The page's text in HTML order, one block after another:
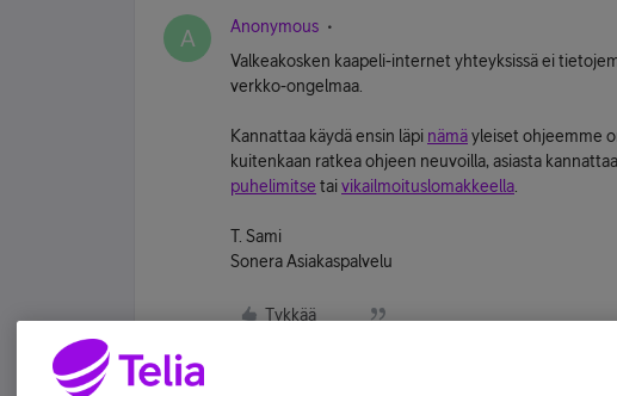
A Anonymous
Valkeakosken kaapeli-internet yhteyksissä ei
verkko-ongelmaa.
Kannattaa käydä ensin läpi nämäyleiset ohjeemme
kuitenkaan ratkea ohjeen neuvoilla, asiasta
puhelimitse taivikailmoituslomakkeella
T. Sami
Sonera Asiakaspalvelu
Tykkää